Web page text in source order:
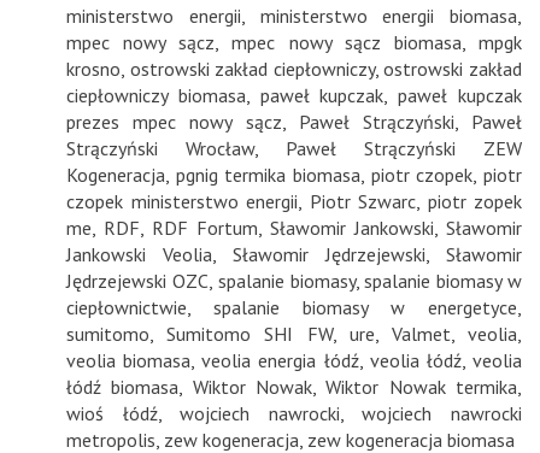
ministerstwo energii
ministerstwo energii biomasa
mpec nowy sącz ,mpec nowy sącz biomasa ,mpgk
krosno ostrowski zakład ciepłowniczy,ostrowski zakład
ciepłowniczy biomasa
paweł kupczak ,paweł kupczak
prezes mpec nowy sącz
Paweł Strączyński
Paweł
Strączyński Wrocław, Paweł Strączyński ZEW
Kogeneracja pgnig termika biomasa piotr czopek ,piotr
czopek ministerstwo energii Piotr Szwarc piotr zopek
me RDF RDF Fortum Sławomir Jankowski Sławomir
Jankowski Veolia
Sławomir Jędrzejewski
Sławomir
Jędrzejewski OZC spalanie biomasy,spalanie biomasy w
ciepłownictwie
spalanie biomasy w energetyce
sumitomo ,Sumitomo SHI FW, ure Valmet ,veolia
veolia biomasa ,veolia energia łódź, veolia łódź,veolia
łódź biomasa
Wiktor Nowak ,Wiktor Nowak termika
wioś łódź,wojciech nawrocki ,wojciech nawrocki
metropolis zew kogeneracja zew kogeneracja biomasa